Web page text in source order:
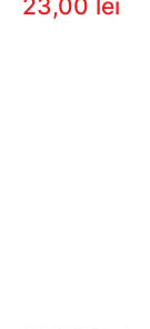
23,00 lei